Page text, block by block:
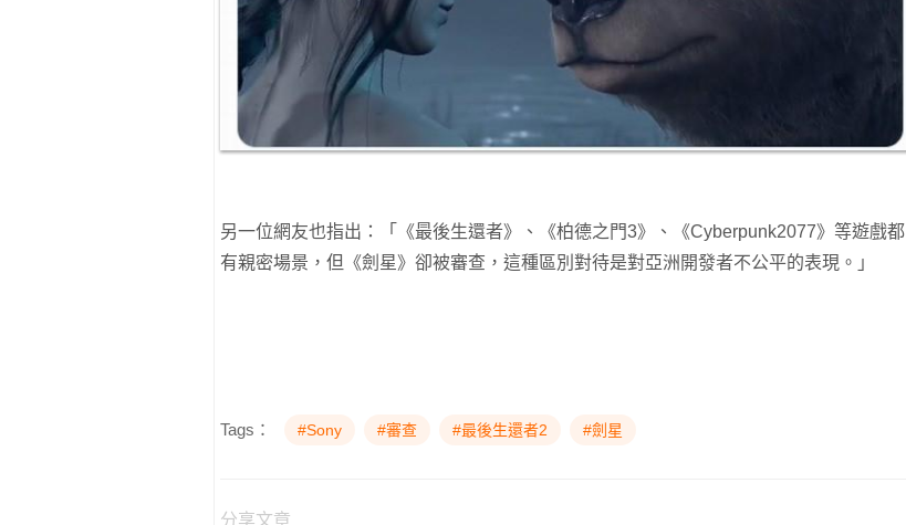
另一位網友也指出：「《最後生還者》、《柏德之門3》、《Cyberpunk2077》等遊戲都
有親密場景，但《劍星》卻被審查，這種區別對待是對亞洲開發者不公平的表現。」
Tags： #Sony #審查 #最後生還者2 #劍星
分享文章